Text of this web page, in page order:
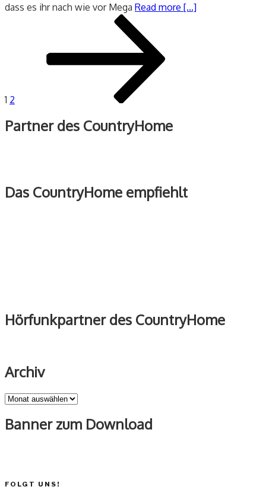
dass es ihr nach wie vor Mega Read more [...]
Seitennummerierung
Beiträge
1 2
Partner des CountryHome
Das CountryHome empfiehlt
Hörfunkpartner des CountryHome
Archiv
Archiv
Banner zum Download
FOLGT UNS!